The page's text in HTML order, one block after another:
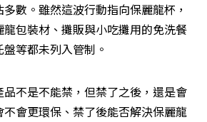
數。雖然這波行動指向保麗龍杯，
包裝材、攤販與小吃攤用的免洗餐
等都未列入管制。
不是不能禁，但禁了之後，還是會
會更環保、禁了後能否解決保麗龍